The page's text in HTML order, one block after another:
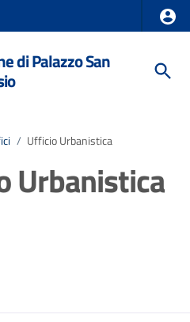
di Palazzo San
/ Ufficio Urbanistica
Urbanistica